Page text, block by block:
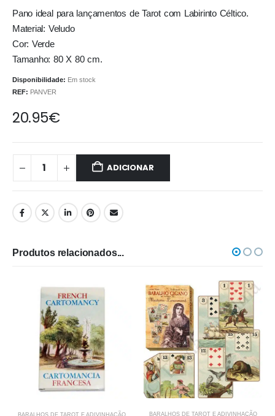
Pano ideal para lançamentos de Tarot com Labirinto Céltico.
Material: Veludo
Cor: Verde
Tamanho: 80 X 80 cm.
Disponibilidade: Em stock
REF: PANVER
20.95€
ADICIONAR
Produtos relacionados...
BARALHOS DE TAROT E ADIVINHAÇÃO BARALHOS DE TAROT E ADIVINHAÇÃO